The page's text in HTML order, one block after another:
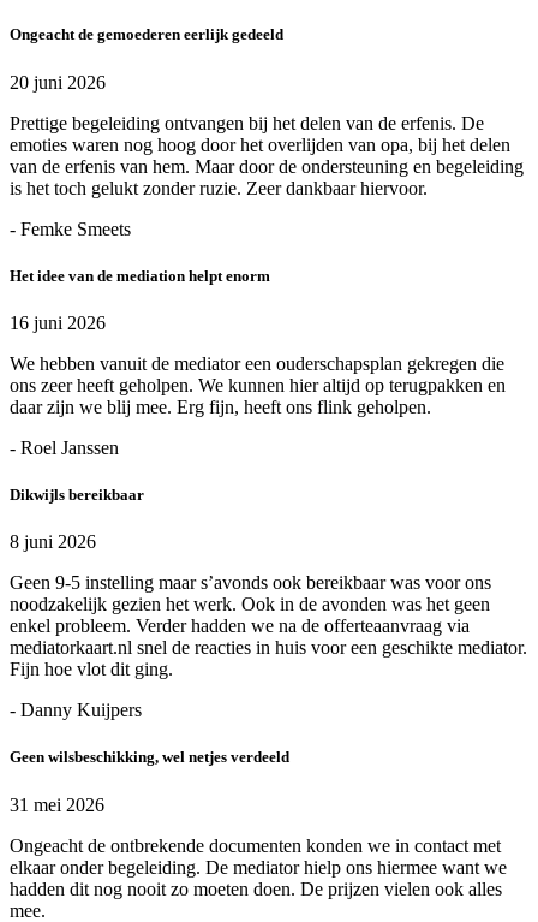
Ongeacht de gemoederen eerlijk gedeeld
20 juni 2026
Prettige begeleiding ontvangen bij het delen van de erfenis. De
emoties waren nog hoog door het overlijden van opa, bij het delen
van de erfenis van hem. Maar door de ondersteuning en begeleiding
is het toch gelukt zonder ruzie. Zeer dankbaar hiervoor.
- Femke Smeets
Het idee van de mediation helpt enorm
16 juni 2026
We hebben vanuit de mediator een ouderschapsplan gekregen die
ons zeer heeft geholpen. We kunnen hier altijd op terugpakken en
daar zijn we blij mee. Erg fijn, heeft ons flink geholpen.
- Roel Janssen
Dikwijls bereikbaar
8 juni 2026
Geen 9-5 instelling maar s’avonds ook bereikbaar was voor ons
noodzakelijk gezien het werk. Ook in de avonden was het geen
enkel probleem. Verder hadden we na de offerteaanvraag via
mediatorkaart.nl snel de reacties in huis voor een geschikte mediator.
Fijn hoe vlot dit ging.
- Danny Kuijpers
Geen wilsbeschikking, wel netjes verdeeld
31 mei 2026
Ongeacht de ontbrekende documenten konden we in contact met
elkaar onder begeleiding. De mediator hielp ons hiermee want we
hadden dit nog nooit zo moeten doen. De prijzen vielen ook alles
mee.